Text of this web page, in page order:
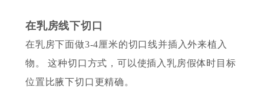
在乳房线下切口
在乳房下面做3-4厘米的切口线并插入外来植入
物。 这种切口方式，可以使插入乳房假体时目标
位置比腋下切口更精确。